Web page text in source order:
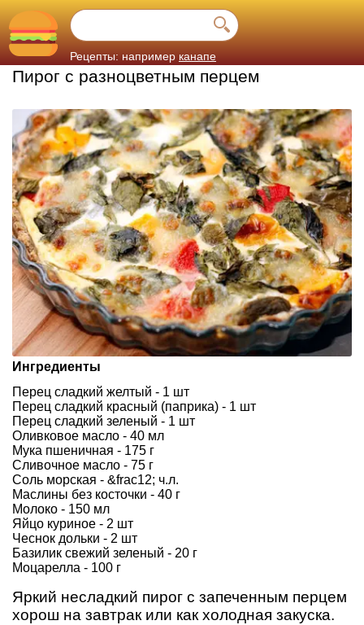
Рецепты: например канапе
Пирог с разноцветным перцем
Ингредиенты
Перец сладкий желтый - 1 шт
Перец сладкий красный (паприка) - 1 шт
Перец сладкий зеленый - 1 шт
Оливковое масло - 40 мл
Мука пшеничная - 175 г
Сливочное масло - 75 г
Соль морская - &frac12; ч.л.
Маслины без косточки - 40 г
Молоко - 150 мл
Яйцо куриное - 2 шт
Чеснок дольки - 2 шт
Базилик свежий зеленый - 20 г
Моцарелла - 100 г
Яркий несладкий пирог с запеченным перцем
хорош на завтрак или как холодная закуска.